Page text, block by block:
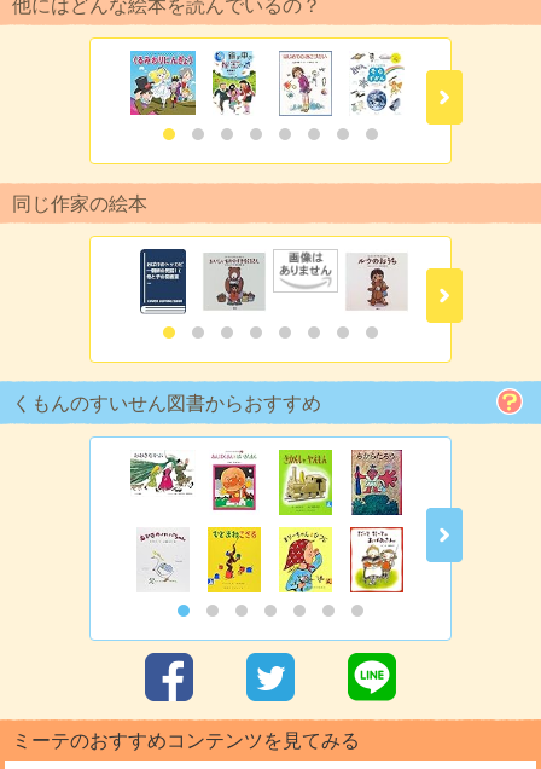
他にはどんな絵本を読んでいるの？
同じ作家の絵本
くもんのすいせん図書からおすすめ
ミーテのおすすめコンテンツを見てみる